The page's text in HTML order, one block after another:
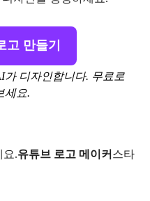
고 만들기
가 디자인합니다. 무료로
세요.
요.유튜브 로고 메이커 스타